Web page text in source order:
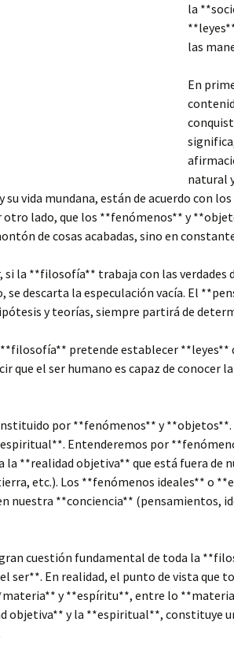
la
las
En
natural
su vida mundana, están de acuerdo con
lado, que los **fenómenos** y
de cosas acabadas, sino en
si la **filosofía** trabaja con las verdades
se descarta la especulación vacía. El
y teorías, siempre partirá de
pretende establecer **leyes**
que el ser humano es capaz de conocer
por **fenómenos** y **objetos**.
Entenderemos por
la **realidad objetiva** que está fuera de
etc.). Los **fenómenos ideales** o
nuestra **conciencia** (pensamientos,
cuestión fundamental de toda la
ser**. En realidad, el punto de vista que
y **espíritu**, entre lo
objetiva** y la **espiritual**, constituye